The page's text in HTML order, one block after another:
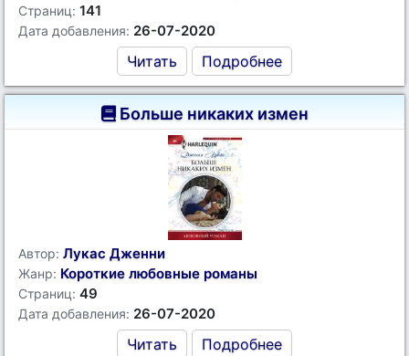
Страниц: 141
Дата добавления: 26-07-2020
Читать Подробнее
Больше никаких измен
Автор: Лукас Дженни
Жанр: Короткие любовные романы
Страниц: 49
Дата добавления: 26-07-2020
Читать Подробнее